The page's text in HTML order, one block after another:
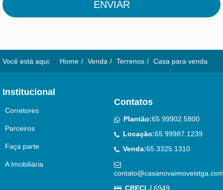
ENVIAR
Você está aqui: Home Venda Terrenos Casa para venda
Institucional
Corretores
Parceiros
Faça parte
A Imobiliária
Contatos
Plantão:65 99902.5800
Locação:65 99987.1239
Venda:65 3325.1310
CRECI J 6949